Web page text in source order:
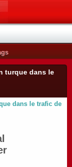
turque dans le
dans le trafic de